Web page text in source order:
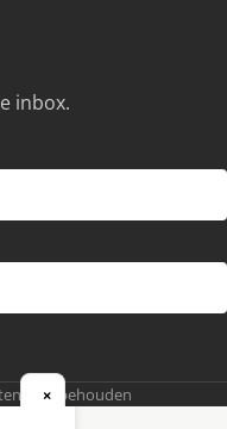
inbox.
voorbehouden
×